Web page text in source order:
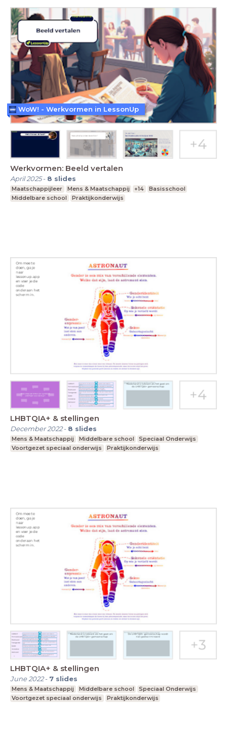
Werkvormen: Beeld vertalen
April 2025- 8 slides
Maatschappijleer Mens & Maatschappij +14
Basisschool
Middelbare school
Praktijkonderwijs
WoW! - Werkvormen in LessonUp
LHBTQIA+ & stellingen
December 2022- 8 slides
Mens & Maatschappij Middelbare school
Speciaal Onderwijs
Voortgezet speciaal onderwijs
Praktijkonderwijs
LHBTQIA+ & stellingen
June 2022- 7 slides
Mens & Maatschappij Middelbare school
Speciaal Onderwijs
Voortgezet speciaal onderwijs
Praktijkonderwijs